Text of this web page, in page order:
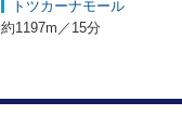
トツカーナモール
約1197m／15分